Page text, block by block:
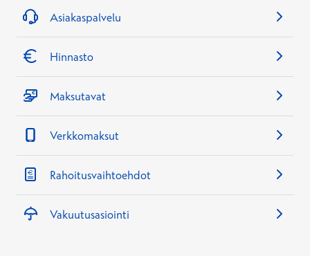
Asiakaspalvelu
Hinnasto
Maksutavat
Verkkomaksut
Rahoitusvaihtoehdot
Vakuutusasiointi